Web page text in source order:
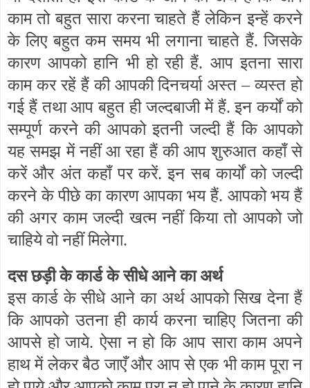
काम तो बहुत सारा करना चाहते हैं लेकिन इन्हें करने
के लिए बहुत कम समय भी लगाना चाहते हैं. जिसके
कारण आपको हानि भी हो रही हैं. आप इतना सारा
काम कर रहें हैं की आपकी दिनचर्या अस्त – व्यस्त हो
गई हैं तथा आप बहुत ही जल्दबाजी में हैं. इन कर्यों को
सम्पूर्ण करने की आपको इतनी जल्दी हैं कि आपको
यह समझ में नहीं आ रहा हैं की आप शुरुआत कहाँ से
करें और अंत कहाँ पर करें. इन सब कार्यों को जल्दी
करने के पीछे का कारण आपका भय हैं. आपको भय हैं
की अगर काम जल्दी खत्म नहीं किया तो आपको जो
चाहिये वो नहीं मिलेगा.
दस छड़ी के कार्ड के सीधे आने का अर्थ
इस कार्ड के सीधे आने का अर्थ आपको सिख देना हैं
कि आपको उतना ही कार्य करना चाहिए जितना की
आपसे हो जाये. ऐसा न हो कि आप सारा काम अपने
हाथ में लेकर बैठ जाएँ और आप से एक भी काम पूरा न